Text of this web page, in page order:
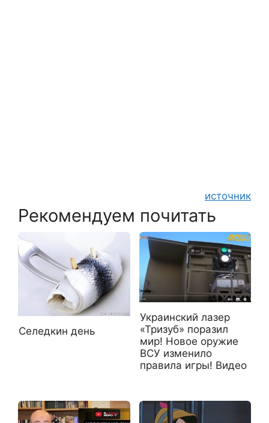
источник
Рекомендуем почитать
Селедкин день
Украинский лазер
«Тризуб» поразил
мир! Новое оружие
ВСУ изменило
правила игры! Видео